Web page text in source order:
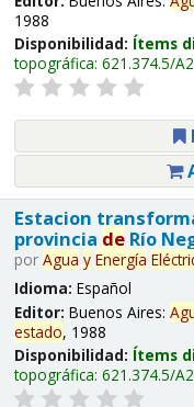
1988
Disponibilidad: Ítems
topográfica: 621.374.5/
Estacion
provincia deRío
por Agua y Energía
Idioma: Español
Editor: Buenos Aires:
estado, 1988
Disponibilidad: Ítems
topográfica: 621.374.5/